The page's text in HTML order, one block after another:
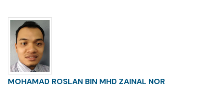
MOHAMAD ROSLAN BIN MHD ZAINAL NOR